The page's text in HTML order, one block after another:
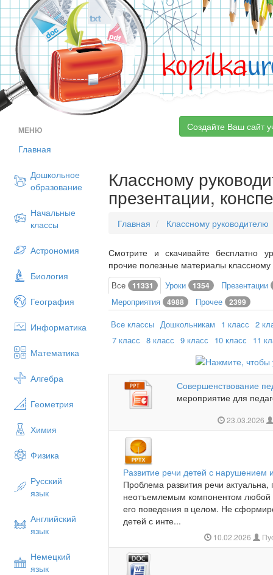
kopilka
МЕНЮ
Главная
Дошкольное
образование
Начальные
классы
Астрономия
Биология
География
Информатика
Математика
Алгебра
Геометрия
Химия
Физика
Русский
язык
Английский
язык
Немецкий
язык
Создайте Ваш сайт
Классному
презентации,
Главная Классному руководителю
Смотрите и скачивайте бесплатно
прочие полезные материалы
Все 11331 Уроки 1354
Презентации
Мероприятия 4988 Прочее 2399
Все классы Дошкольникам 1 класс 2
7 класс 8 класс 9 класс 10 класс 11
Совершенствование
мероприятие для
23.03.2026
Развитие речи детей с нарушением
Проблема развития речи актуальна,
неотъемлемым компонентом любой
его поведения в целом. Не
детей с инте...
10.02.2026